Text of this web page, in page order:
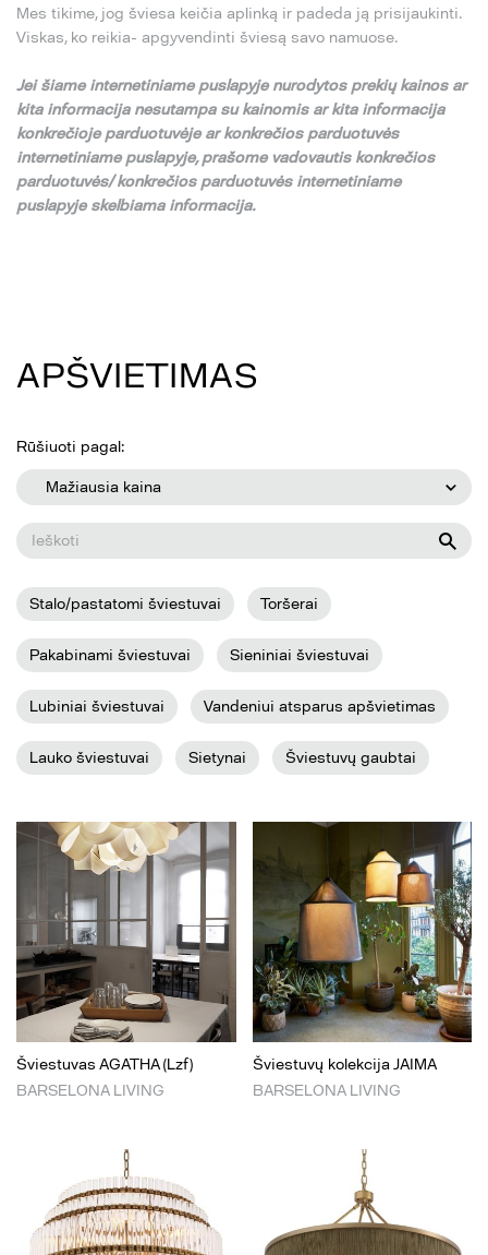
Mes tikime, jog šviesa keičia aplinką ir padeda ją prisijaukinti.
Viskas, ko reikia- apgyvendinti šviesą savo namuose.
Jeišiame internetiniame puslapyje nurodytos prekiųkainos ar
kita informacija nesutampa sukainomis ar kita informacija
konkrečioje parduotuvėje ar konkrečios parduotuvės
internetiniame puslapyje,prašome vadovautis konkrečios
parduotuvės/ konkrečios parduotuvės internetiniame
puslapyje skelbiama informacija.
APŠVIETIMAS
Rūšiuoti pagal:
Mažiausia kaina
Stalo/pastatomi šviestuvai Toršerai
Pakabinami šviestuvai Sieniniai šviestuvai
Lubiniai šviestuvai Vandeniui atsparus apšvietimas
Lauko šviestuvai Sietynai Šviestuvų gaubtai
Šviestuvas AGATHA (Lzf)
BARSELONA LIVING
Šviestuvų kolekcija JAIMA
BARSELONA LIVING